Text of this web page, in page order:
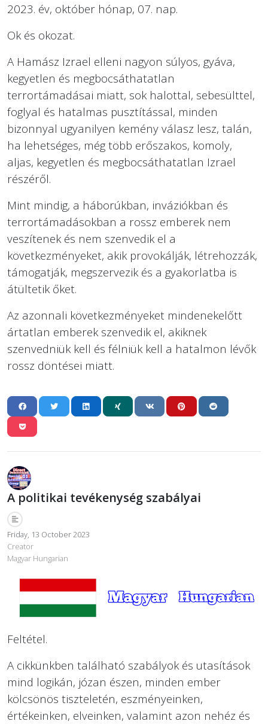
2023. év, október hónap, 07. nap.
Ok és okozat.
A Hamász Izrael elleni nagyon súlyos, gyáva,
kegyetlen és megbocsáthatatlan
terrortámadásai miatt, sok halottal, sebesülttel,
foglyal és hatalmas pusztítással, minden
bizonnyal ugyanilyen kemény válasz lesz, talán,
ha lehetséges, még több erőszakos, komoly,
aljas, kegyetlen és megbocsáthatatlan Izrael
részéről.
Mint mindig, a háborúkban, inváziókban és
terrortámadásokban a rossz emberek nem
veszítenek és nem szenvedik el a
következményeket, akik provokálják, létrehozzák,
támogatják, megszervezik és a gyakorlatba is
átültetik őket.
Az azonnali következményeket mindenekelőtt
ártatlan emberek szenvedik el, akiknek
szenvedniük kell és félniük kell a hatalmon lévők
rossz döntései miatt.
A politikai tevékenység szabályai
Friday, 13 October 2023
Creator
Magyar Hungarian
Feltétel.
A cikkünkben található szabályok és utasítások
mind logikán, józan észen, minden ember
kölcsönös tiszteletén, eszményeinken,
értékeinken, elveinken, valamint azon nehéz és